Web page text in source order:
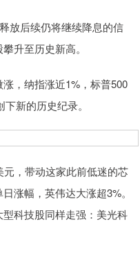
后续仍将继续降息的信
升至历史新高。
，纳指涨近1%，标普500
新的历史纪录。
，带动这家此前低迷的芯
涨幅，英伟达大涨超3%。
科技股同样走强：美光科